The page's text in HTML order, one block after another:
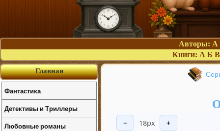
Авторы: А
Книги: А Б В
− 18px +
Главная
Фантастика
Детективы и Триллеры
Любовные романы